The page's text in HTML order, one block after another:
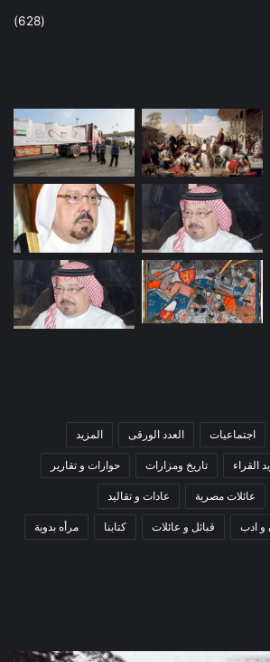
(628)
اجتماعيات العدد الورقى المزيد
القراء تاريخ ومزارات حوارات و تقارير
عائلات مصرية عادات و تقاليد
و ادب قبائل و عائلات كتابنا مرأه بدوية